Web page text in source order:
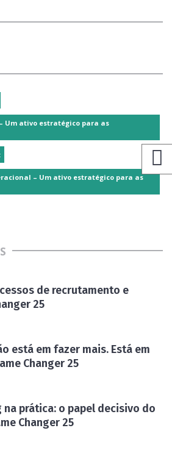
Um ativo estratégico para as
– Um ativo estratégico para as
de recrutamento e
25
está em fazer mais. Está em
Changer 25
na prática: o papel decisivo do
Changer 25